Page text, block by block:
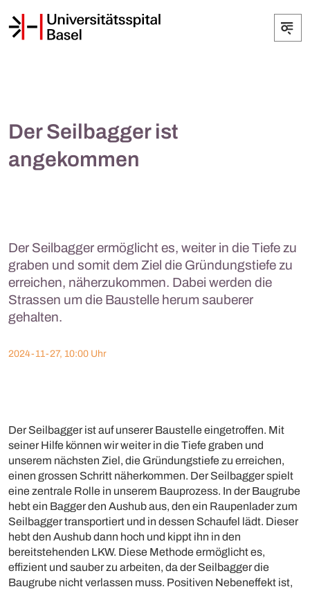
Der Seilbagger ist
angekommen
Der Seilbagger ermöglicht es, weiter in die Tiefe zu
graben und somit dem Ziel die Gründungstiefe zu
erreichen, näherzukommen. Dabei werden die
Strassen um die Baustelle herum sauberer
gehalten.
2024-11-27, 10:00 Uhr
Der Seilbagger ist auf unserer Baustelle eingetroffen. Mit
seiner Hilfe können wir weiter in die Tiefe graben und
unserem nächsten Ziel, die Gründungstiefe zu erreichen,
einen grossen Schritt näherkommen. Der Seilbagger spielt
eine zentrale Rolle in unserem Bauprozess. In der Baugrube
hebt ein Bagger den Aushub aus, den ein Raupenlader zum
Seilbagger transportiert und in dessen Schaufel lädt. Dieser
hebt den Aushub dann hoch und kippt ihn in den
bereitstehenden LKW. Diese Methode ermöglicht es,
effizient und sauber zu arbeiten, da der Seilbagger die
Baugrube nicht verlassen muss. Positiven Nebeneffekt ist,